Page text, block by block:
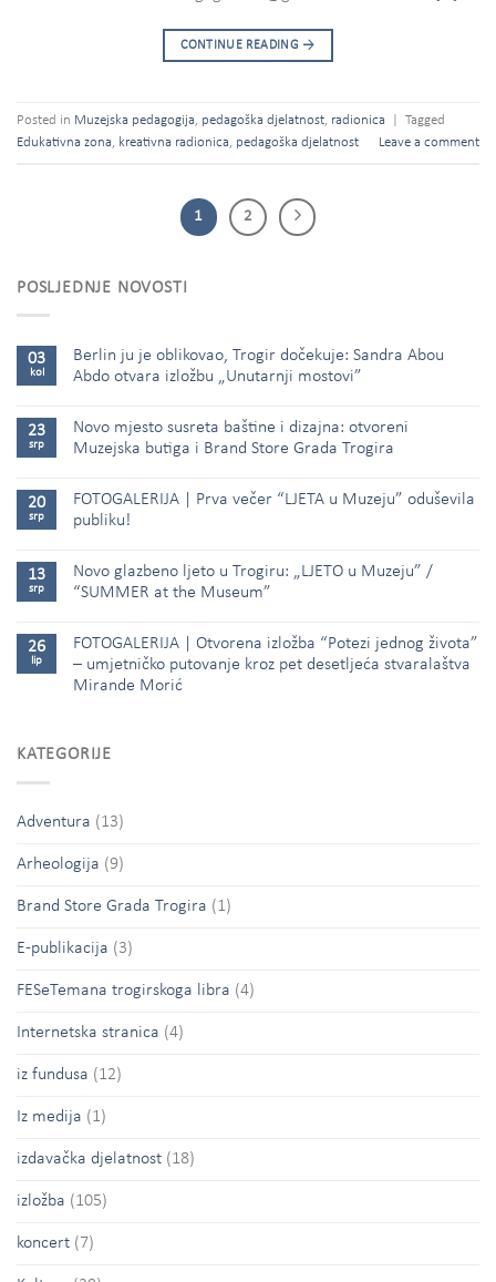
CONTINUE READING →
Posted in Muzejska pedagogija, pedagoška djelatnost, radionica
Tagged
Edukativna zona, kreativna radionica, pedagoška djelatnost Leave a comment
1 2
POSLJEDNJE NOVOSTI
03
kol
Berlin ju je oblikovao, Trogir dočekuje: Sandra Abou
Abdo otvara izložbu „Unutarnji mostovi”
23
srp
Novo mjesto susreta baštine i dizajna: otvoreni
Muzejska butiga i Brand Store Grada Trogira
20
srp
FOTOGALERIJA | Prva večer “LJETA u Muzeju” oduševila
publiku!
13
srp
Novo glazbeno ljeto u Trogiru: „LJETO u Muzeju” /
“SUMMER at the Museum”
26
lip
FOTOGALERIJA | Otvorena izložba “Potezi jednog života”
– umjetničko putovanje kroz pet desetljeća stvaralaštva
Mirande Morić
KATEGORIJE
Adventura (13)
Arheologija (9)
Brand Store Grada Trogira (1)
E-publikacija (3)
FESeTemana trogirskoga libra (4)
Internetska stranica (4)
iz fundusa (12)
Iz medija (1)
izdavačka djelatnost (18)
izložba (105)
koncert (7)